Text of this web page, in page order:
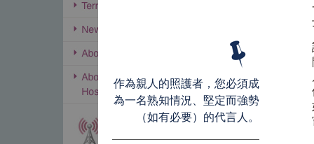
作為親人的照護者，您必須成
為一名熟知情況、堅定而強勢
（如有必要）的代言人。